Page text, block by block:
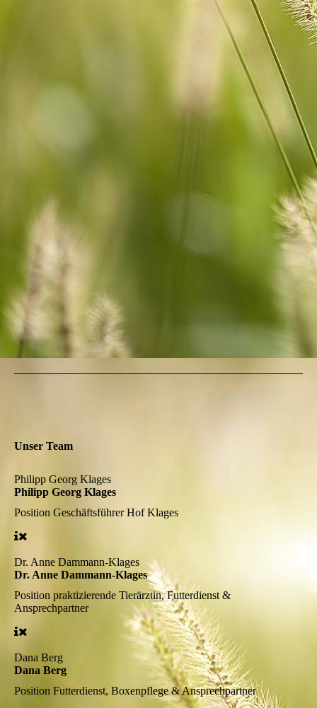
Unser Team
Philipp Georg Klages
Philipp Georg Klages
Position Geschäftsführer Hof Klages
Dr. Anne Dammann-Klages
Dr. Anne Dammann-Klages
Position praktizierende Tierärztin, Futterdienst &
Ansprechpartner
Dana Berg
Dana Berg
Position Futterdienst, Boxenpflege & Ansprechpartner